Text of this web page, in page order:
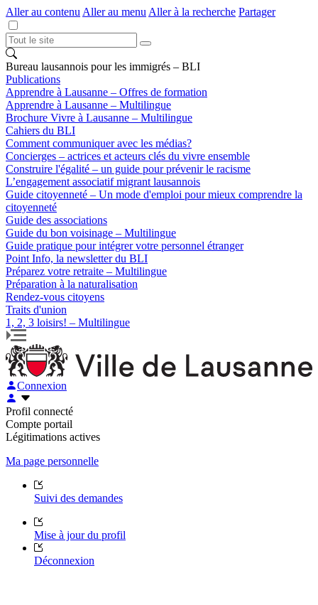
Aller au contenu Aller au menu Aller à la recherche Partager
Bureau lausannois pour les immigrés – BLI
Publications
Apprendre à Lausanne – Offres de formation
Apprendre à Lausanne – Multilingue
Brochure Vivre à Lausanne – Multilingue
Cahiers du BLI
Comment communiquer avec les médias?
Concierges – actrices et acteurs clés du vivre ensemble
Construire l'égalité – un guide pour prévenir le racisme
L’engagement associatif migrant lausannois
Guide citoyenneté – Un mode d'emploi pour mieux comprendre la
citoyenneté
Guide des associations
Guide du bon voisinage – Multilingue
Guide pratique pour intégrer votre personnel étranger
Point Info, la newsletter du BLI
Préparez votre retraite – Multilingue
Préparation à la naturalisation
Rendez-vous citoyens
Traits d'union
1, 2, 3 loisirs! – Multilingue
Connexion
Profil connecté
Compte portail
Légitimations actives
Ma page personnelle
Suivi des demandes
Mise à jour du profil
Déconnexion